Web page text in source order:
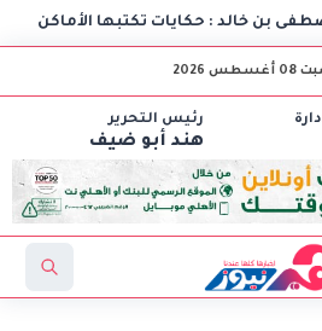
: حكايات تكتبها الأماكن
2026
رئيس التحرير
هند أبو ضيف